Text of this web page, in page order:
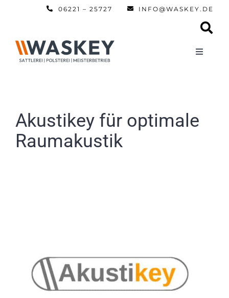
06221 – 25727 INFO@WASKEY.DE
Toggle
Akustikey für optimale
Raumakustik